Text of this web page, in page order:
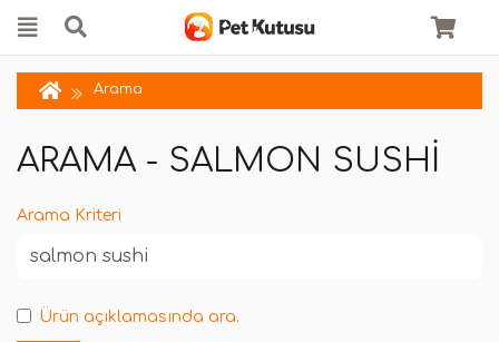
Arama
ARAMA - SALMON SUSHI
Arama Kriteri
Ürün açıklamasında ara.